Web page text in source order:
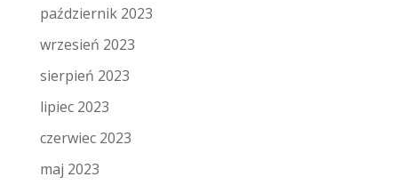
październik 2023
wrzesień 2023
sierpień 2023
lipiec 2023
czerwiec 2023
maj 2023